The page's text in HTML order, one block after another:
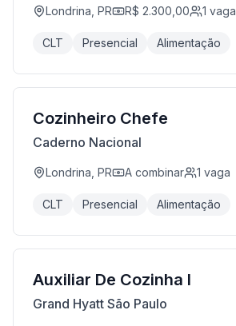
Londrina, PR R$ 2.300,00 1 vaga
CLT Presencial Alimentação
Cozinheiro Chefe
Caderno Nacional
Londrina, PR A combinar 1 vaga
CLT Presencial Alimentação
Auxiliar De Cozinha I
Grand Hyatt São Paulo